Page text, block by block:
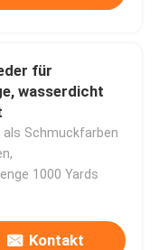
für
wasserdicht
als Schmuckfarben
1000 Yards
Kontakt